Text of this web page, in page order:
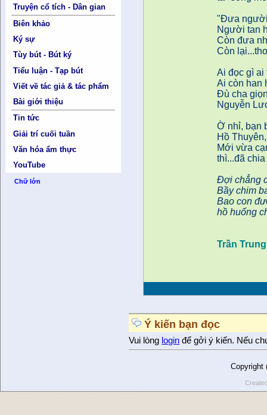
Truyện cổ tích - Dân gian
Biên khảo
Ký sự
Tùy bút - Bút ký
Tiểu luận - Tạp bút
Viết về tác giả & tác phẩm
Bài giới thiệu
Tin tức
Giải trí cuối tuần
Văn hóa ẩm thực
YouTube
Chữ lớn
"Đưa người
Người tan
Còn đưa
Còn
Ai đọc gì ai
Ai còn han
Đù cha
Nguyễn
Ờ nhỉ, bạn
Hồ
Mới vừa
thì...đã
Đợi chẳng
Bầy chim
Bao con
hồ huống
Trần
Ý kiến bạn đọc
Vui lòng login để gởi ý kiến. Nếu
Copyright